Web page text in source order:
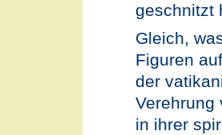
geschnitzt
Gleich,
Figuren
der
Verehrung
in ihrer